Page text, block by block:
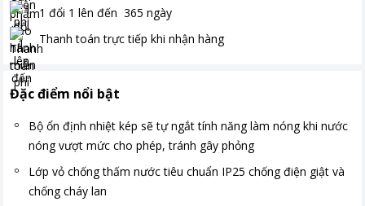
1 đổi 1 lên đến 365 ngày
Thanh toán trực tiếp khi nhận hàng
Đặc điểm nổi bật
Bộ ổn định nhiệt kép sẽ tự ngắt tính năng làm nóng khi nước
nóng vượt mức cho phép, tránh gây phỏng
Lớp vỏ chống thấm nước tiêu chuẩn IP25 chống điện giật và
chống cháy lan